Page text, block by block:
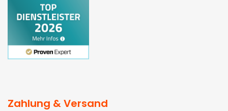
Zahlung & Versand